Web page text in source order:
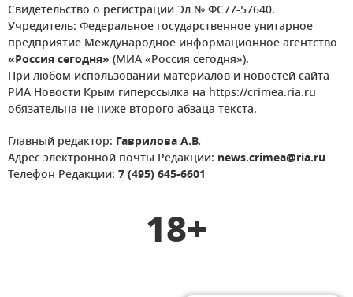
Свидетельство о регистрации Эл № ФС77-57640.
Учредитель: Федеральное государственное унитарное
предприятие Международное информационное агентство
«Россия сегодня» (МИА «Россия сегодня»).
При любом использовании материалов и новостей сайта
РИА Новости Крым гиперссылка на https://crimea.ria.ru
обязательна не ниже второго абзаца текста.
Главный редактор: Гаврилова А.В.
Адрес электронной почты Редакции: news.crimea@ria.ru
Телефон Редакции: 7 (495) 645-6601
18+